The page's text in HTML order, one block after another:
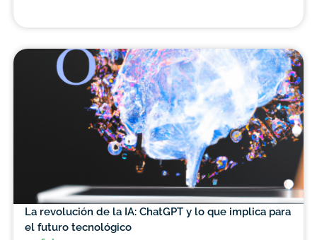
La revolución de la IA: ChatGPT y lo que implica para
el futuro tecnológico